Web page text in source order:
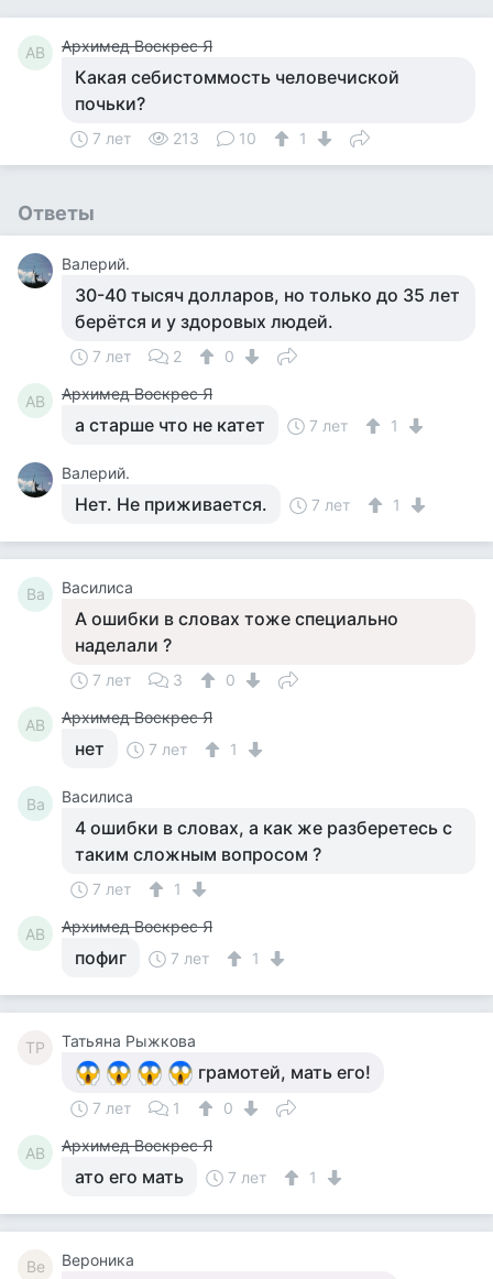
АВ Архимед Воскрес Я
Какая себистоммость человечиской
почьки?
7 лет 213 10 1
Ответы
Валерий.
30-40 тысяч долларов, но только до 35 лет
берётся и у здоровых людей.
7 лет 2 0
АВ Архимед Воскрес Я
а старше что не катет 7 лет 1
Валерий.
Нет. Не приживается. 7 лет 1
Ва Василиса
А ошибки в словах тоже специально
наделали ?
7 лет 3 0
АВ Архимед Воскрес Я
нет 7 лет 1
Ва Василиса
4 ошибки в словах, а как же разберетесь с
таким сложным вопросом ?
7 лет 1
АВ Архимед Воскрес Я
пофиг 7 лет 1
ТР Татьяна Рыжкова
грамотей, мать его!
7 лет 1 0
АВ Архимед Воскрес Я
ато его мать 7 лет 1
Ве Вероника